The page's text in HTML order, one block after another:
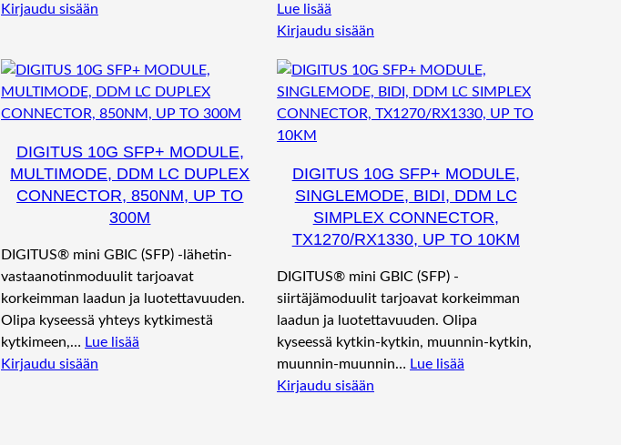
Kirjaudu sisään
Lue lisää
Kirjaudu sisään
DIGITUS 10G SFP+ MODULE,
MULTIMODE, DDM LC DUPLEX
CONNECTOR, 850NM, UP TO
300M
DIGITUS® mini GBIC (SFP) -lähetin-
vastaanotinmoduulit tarjoavat
korkeimman laadun ja luotettavuuden.
Olipa kyseessä yhteys kytkimestä
kytkimeen,… Lue lisää
Kirjaudu sisään
DIGITUS 10G SFP+ MODULE,
SINGLEMODE, BIDI, DDM LC
SIMPLEX CONNECTOR,
TX1270/RX1330, UP TO 10KM
DIGITUS® mini GBIC (SFP) -
siirtäjämoduulit tarjoavat korkeimman
laadun ja luotettavuuden. Olipa
kyseessä kytkin-kytkin, muunnin-kytkin,
muunnin-muunnin… Lue lisää
Kirjaudu sisään